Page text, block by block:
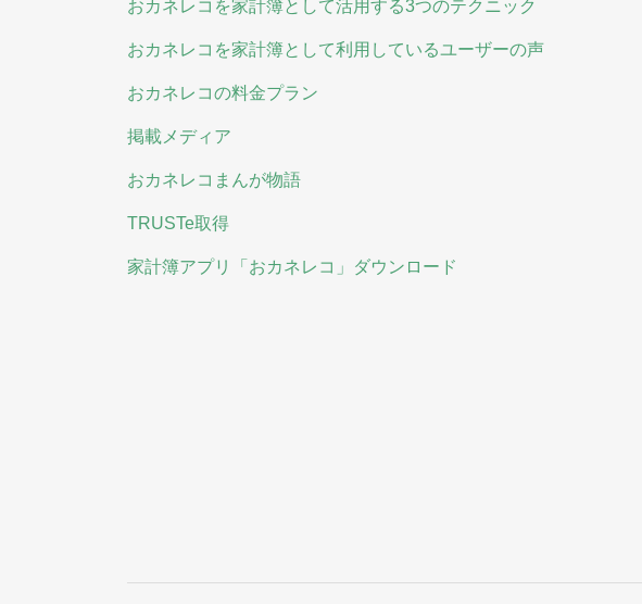
おカネレコを家計簿として活用する3つのテクニック
おカネレコを家計簿として利用しているユーザーの声
おカネレコの料金プラン
掲載メディア
おカネレコまんが物語
TRUSTe取得
家計簿アプリ「おカネレコ」ダウンロード